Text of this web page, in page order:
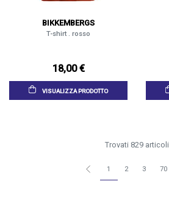
BIKKEMBERGS
T-shirt . rosso
18,00 €
VISUALIZZA PRODOTTO
Trovati 829 articoli
1 2 3 70